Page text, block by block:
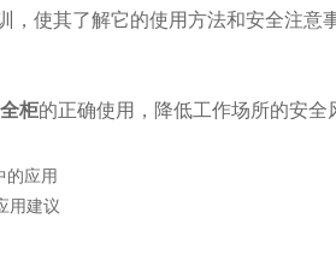
使其了解它的使用方法和安全注意
柜的正确使用，降低工作场所的安全
的应用
用建议